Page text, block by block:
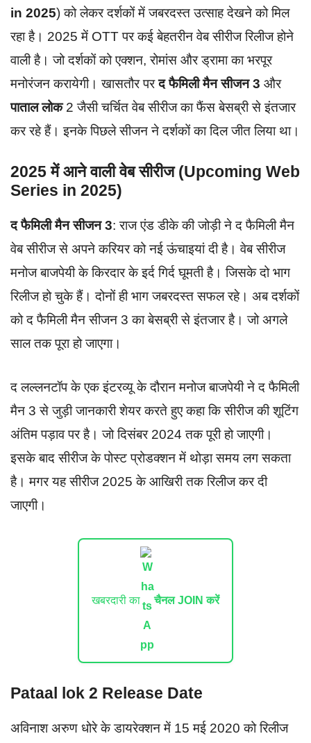
in 2025) को लेकर दर्शकों में जबरदस्त उत्साह देखने को मिल
रहा है। 2025 में OTT पर कई बेहतरीन वेब सीरीज रिलीज होने
वाली है। जो दर्शकों को एक्शन, रोमांस और ड्रामा का भरपूर
मनोरंजन करायेगी। खासतौर परद फैमिली मैन सीजन 3 और
पाताल लोक2 जैसी चर्चित वेब सीरीज का फैंस बेसब्री से इंतजार
कर रहे हैं। इनके पिछले सीजन ने दर्शकों का दिल जीत लिया था।
2025 में आने वाली वेब सीरीज (Upcoming Web
Series in 2025)
द फैमिली मैन सीजन 3: राज एंड डीके की जोड़ी ने द फैमिली मैन
वेब सीरीज से अपने करियर को नई ऊंचाइयां दी है। वेब सीरीज
मनोज बाजपेयी के किरदार के इर्द गिर्द घूमती है। जिसके दो भाग
रिलीज हो चुके हैं। दोनों ही भाग जबरदस्त सफल रहे। अब दर्शकों
को द फैमिली मैन सीजन 3 का बेसब्री से इंतजार है। जो अगले
साल तक पूरा हो जाएगा।
द लल्लनटॉप के एक इंटरव्यू के दौरान मनोज बाजपेयी ने द फैमिली
मैन 3 से जुड़ी जानकारी शेयर करते हुए कहा कि सीरीज की शूटिंग
अंतिम पड़ाव पर है। जो दिसंबर 2024 तक पूरी हो जाएगी।
इसके बाद सीरीज के पोस्ट प्रोडक्शन में थोड़ा समय लग सकता
है। मगर यह सीरीज 2025 के आखिरी तक रिलीज कर दी
जाएगी।
खबरदारी का चैनल JOIN करें
Pataal lok 2 Release Date
अविनाश अरुण धोरे के डायरेक्शन में 15 मई 2020 को रिलीज